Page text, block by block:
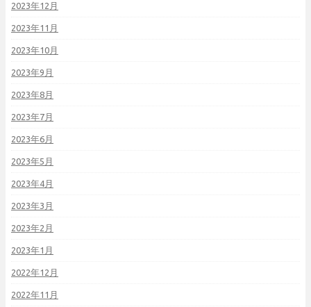
2023年12月
2023年11月
2023年10月
2023年9月
2023年8月
2023年7月
2023年6月
2023年5月
2023年4月
2023年3月
2023年2月
2023年1月
2022年12月
2022年11月